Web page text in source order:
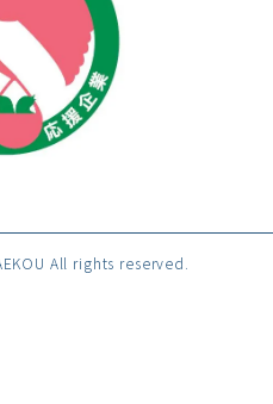
All rights reserved.